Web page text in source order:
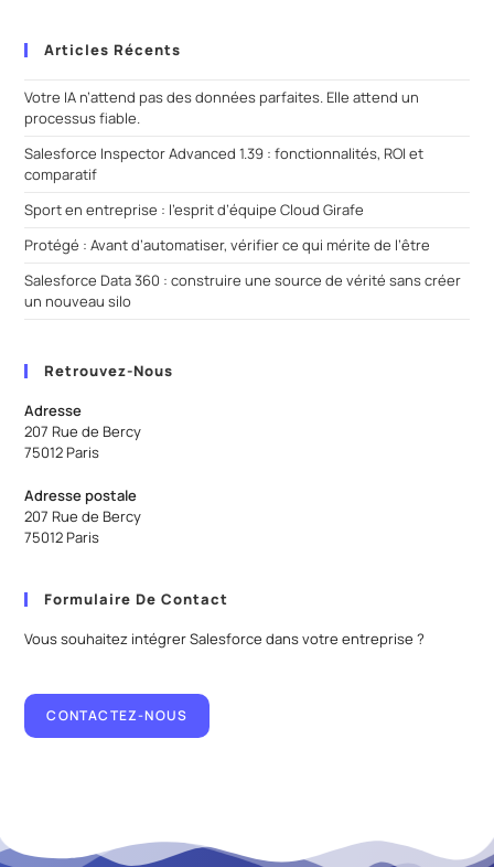
Articles Récents
Votre IA n’attend pas des données parfaites. Elle attend un
processus fiable.
Salesforce Inspector Advanced 1.39 : fonctionnalités, ROI et
comparatif
Sport en entreprise : l’esprit d’équipe Cloud Girafe
Protégé : Avant d’automatiser, vérifier ce qui mérite de l’être
Salesforce Data 360 : construire une source de vérité sans créer
un nouveau silo
Retrouvez-Nous
Adresse
207 Rue de Bercy
75012 Paris
Adresse postale
207 Rue de Bercy
75012 Paris
Formulaire De Contact
Vous souhaitez intégrer Salesforce dans votre entreprise ?
CONTACTEZ-NOUS